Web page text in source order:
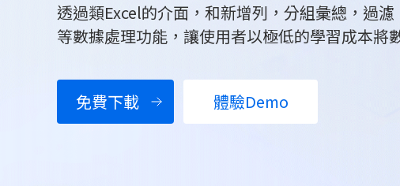
透過類Excel的介面，和新增列，分組彙總，過
等數據處理功能，讓使用者以極低的學習成本將
免費下載 體驗Demo